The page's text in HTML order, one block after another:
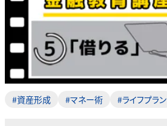
#資産形成 #マネー術 #ライフプラン